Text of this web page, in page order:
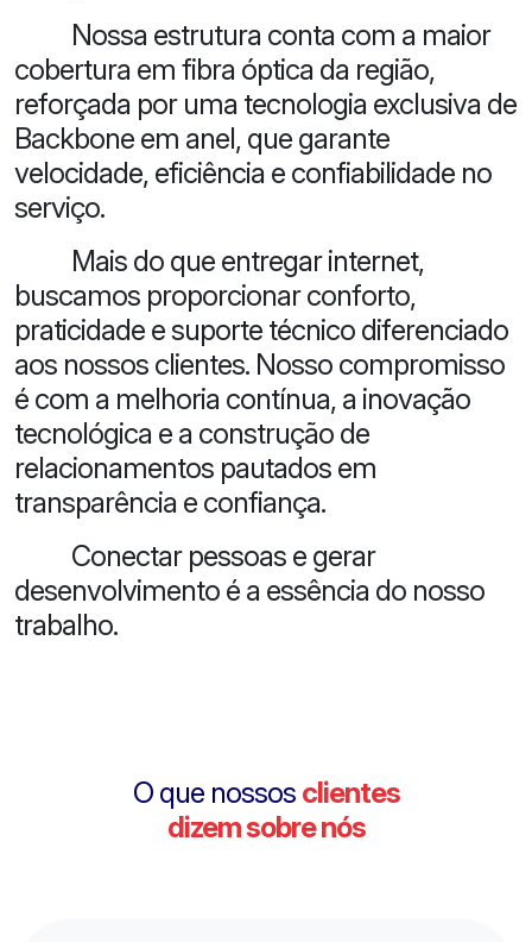
Nossa estrutura conta com a maior
cobertura em fibra óptica da região,
reforçada por uma tecnologia exclusiva de
Backbone em anel, que garante
velocidade, eficiência e confiabilidade no
serviço.
Mais do que entregar internet,
buscamos proporcionar conforto,
praticidade e suporte técnico diferenciado
aos nossos clientes. Nosso compromisso
é com a melhoria contínua, a inovação
tecnológica e a construção de
relacionamentos pautados em
transparência e confiança.
Conectar pessoas e gerar
desenvolvimento é a essência do nosso
trabalho.
O que nossos clientes
dizem sobre nós